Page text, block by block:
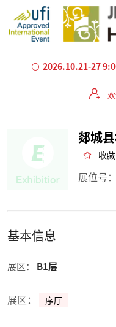
2026.10.21-27
郯城
收藏
展位号：
基本信息
展区： B1层
展区： 序厅